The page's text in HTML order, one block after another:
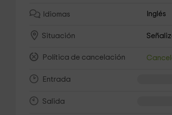
Idiomas Inglés
Situación
Política de cancelación
Entrada
Salida